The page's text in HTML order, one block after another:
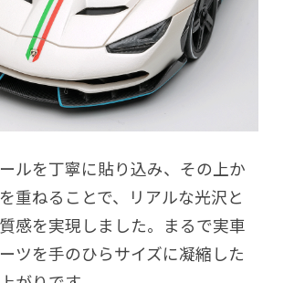
ルを丁寧に貼り込み、その上か
重ねることで、リアルな光沢と
感を実現しました。まるで実車
ツを手のひらサイズに凝縮した